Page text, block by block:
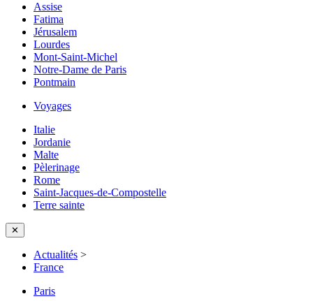
Assise
Fatima
Jérusalem
Lourdes
Mont-Saint-Michel
Notre-Dame de Paris
Pontmain
Voyages
Italie
Jordanie
Malte
Pèlerinage
Rome
Saint-Jacques-de-Compostelle
Terre sainte
✕
Actualités >
France
Paris